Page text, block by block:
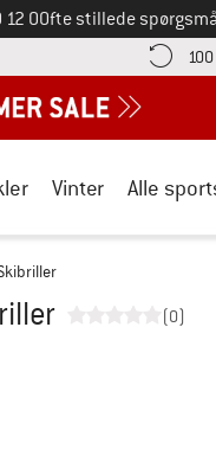
12 0Ofte stillede
her! Åbnes i en
Vinter Alle
(0)